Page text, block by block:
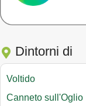
Dintorni di
Voltido
Canneto sull'Oglio